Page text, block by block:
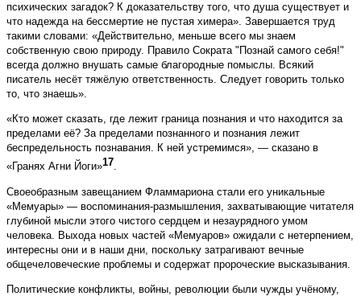
психических загадок? К доказательству того, что душа существует и
что надежда на бессмертие не пустая химера». Завершается труд
такими словами: «Действительно, меньше всего мы знаем
собственную свою природу. Правило Сократа "Познай самого себя!"
всегда должно внушать самые благородные помыслы. Всякий
писатель несёт тяжёлую ответственность. Следует говорить только
то, что знаешь».
«Кто может сказать, где лежит граница познания и что находится за
пределами её? За пределами познанного и познания лежит
беспредельность познавания. К ней устремимся», — сказано в
«Гранях Агни Йоги»17.
Своеобразным завещанием Фламмариона стали его уникальные
«Мемуары» — воспоминания-размышления, захватывающие читателя
глубиной мысли этого чистого сердцем и незаурядного умом
человека. Выхода новых частей «Мемуаров» ожидали с нетерпением,
интересны они и в наши дни, поскольку затрагивают вечные
общечеловеческие проблемы и содержат пророческие высказывания.
Политические конфликты, войны, революции были чужды учёному,